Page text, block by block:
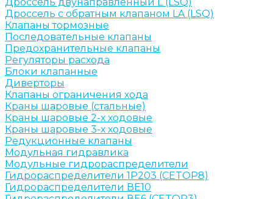
Дроссель с обратным клапаном LA (LSQ)
Клапаны тормозные
Последовательные клапаны
Предохранительные клапаны
Регуляторы расхода
Блоки клапанные
Диверторы
Клапаны ограничения хода
Краны шаровые (стальные)
Краны шаровые 2-х ходовые
Краны шаровые 3-х ходовые
Редукционные клапаны
Модульная гидравлика
Модульные гидрораспределители
Гидрораспределители 1Р203 (CETOP8)
Гидрораспределители ВЕ10